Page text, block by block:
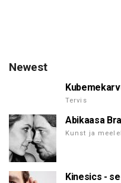
Newest
Tervis
Abikaasa
Kunst ja
Kinesics -